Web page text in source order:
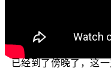
不断地赞叹佛陀、赞
到了晚上，大家都到
已经到了傍晚了，这